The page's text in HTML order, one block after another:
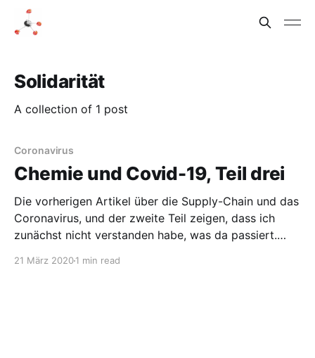
Solidarität
A collection of 1 post
Coronavirus
Chemie und Covid-19, Teil drei
Die vorherigen Artikel über die Supply-Chain und das
Coronavirus, und der zweite Teil zeigen, dass ich
zunächst nicht verstanden habe, was da passiert.
21 März 20201 min read